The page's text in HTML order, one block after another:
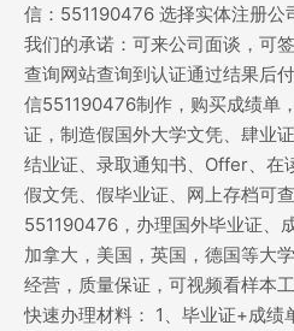
信：551190476 选择实体注册公
我们的承诺：可来公司面谈，可
查询网站查询到认证通过结果后
信551190476制作，购买成绩单
证，制造假国外大学文凭、肆业
结业证、录取通知书、Offer、在
假文凭、假毕业证、网上存档可
551190476，办理国外毕业证、
加拿大，美国，英国，德国等大
经营，质量保证，可视频看样本
快速办理材料： 1、毕业证+成